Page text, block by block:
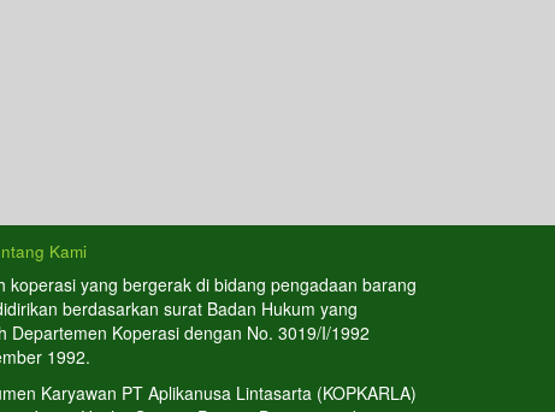
Kami
koperasi yang bergerak di bidang pengadaan barang
berdasarkan surat Badan Hukum yang
Departemen Koperasi dengan No. 3019/I/1992
1992.
Karyawan PT Aplikanusa Lintasarta (KOPKARLA)